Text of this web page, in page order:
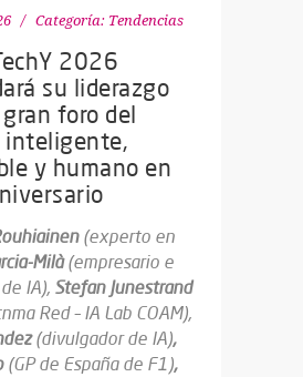
Categoría: Tendencias
2026
su liderazgo
foro del
y humano en
(experto en
Milà(empresario e
IA), Stefan Junestrand
Red – IA Lab COAM),
(divulgador de IA),
(GP de España de F1),